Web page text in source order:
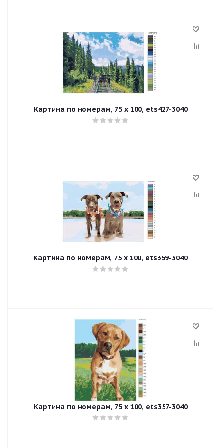
Картина по номерам, 75 x 100, ets427-3040
Картина по номерам, 75 x 100, ets359-3040
Картина по номерам, 75 x 100, ets357-3040